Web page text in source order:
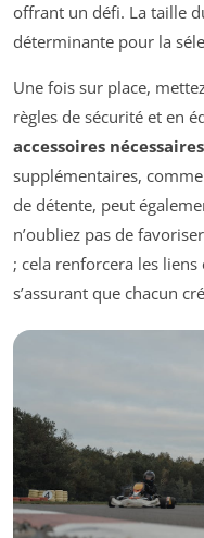
offrant un défi. La taille
déterminante pour la
Une fois sur place,
règles de sécurité et en
accessoires nécessaires
supplémentaires,
de détente, peut
n’oubliez pas de
; cela renforcera les
s’assurant que chacun